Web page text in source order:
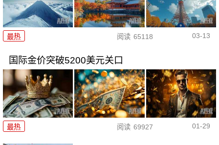
最热 阅读 65118 03-13
国际金价突破5200美元关口
最热 阅读 69927 01-29